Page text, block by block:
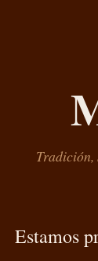
Tradición,
Estamos